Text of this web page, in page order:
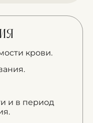
крови.
и в период